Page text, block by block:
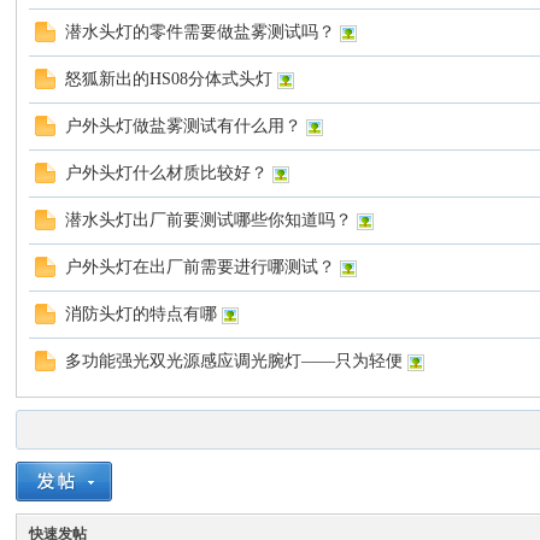
谈-
潜水头灯的零件需要做盐雾测试吗？
怒狐新出的HS08分体式头灯
户外头灯做盐雾测试有什么用？
户外头灯什么材质比较好？
潜水头灯出厂前要测试哪些你知道吗？
户外头灯在出厂前需要进行哪测试？
消防头灯的特点有哪
多功能强光双光源感应调光腕灯——只为轻便
快速发帖